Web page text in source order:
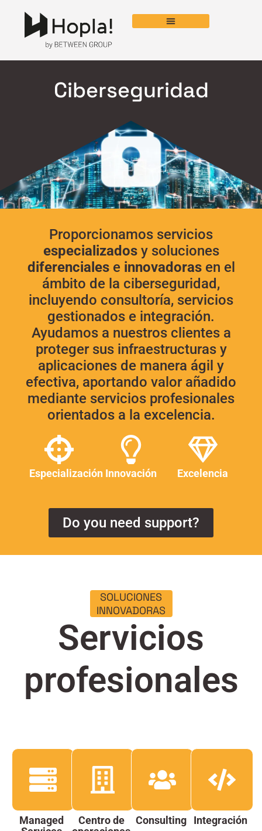
Ciberseguridad
Proporcionamos servicios
especializados y soluciones
diferencialese innovadorasen el
ámbito de la ciberseguridad,
incluyendo consultoría, servicios
gestionados e integración.
Ayudamos a nuestros clientes a
proteger sus infraestructuras y
aplicaciones de manera ágil y
efectiva, aportando valor añadido
mediante servicios profesionales
orientados a la excelencia.
Especialización Innovación Excelencia
Do you need support?
SOLUCIONES
INNOVADORAS
Servicios
profesionales
Managed
Centro de
Consulting Integración